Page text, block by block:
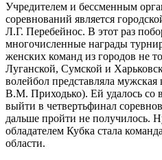
Учредителем и бессменным
соревнований является
Л.Г. Перебейнос. В этот раз
многочисленные награды
женских команд из городов не
Луганской, Сумской и
волейбол представляла
В.М. Приходько). Ей удалось со
выйти в четвертьфинал
дальше пройти не получилось.
обладателем Кубка стала
области.